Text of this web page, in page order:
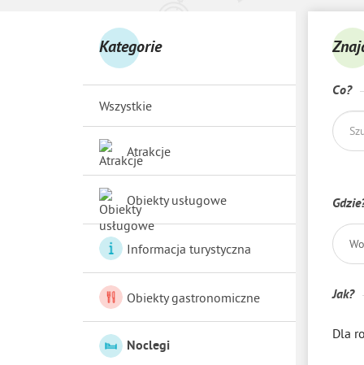
Kategorie
Wszystkie
Atrakcje
Obiekty usługowe
Informacja turystyczna
Obiekty gastronomiczne
Noclegi
Co?
Jak?
Dla